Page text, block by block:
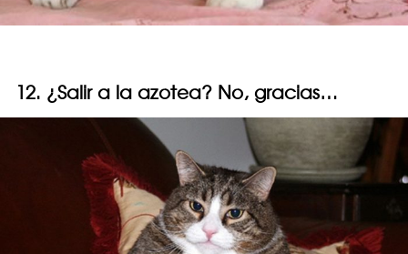
12. ¿Salir a la azotea? No, gracias…